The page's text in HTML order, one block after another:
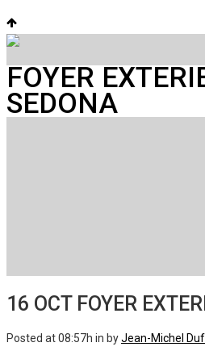
FOYER
SEDONA
16 OCTFOYER
Posted at 08:57h in byJean-Michel